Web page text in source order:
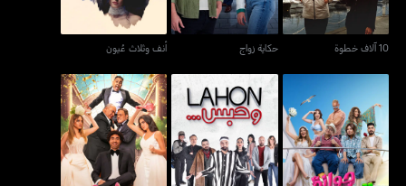
10 آلاف خطوة حكاية زواج أنف وثلاث عُيون
جوازة توكسيك لهون وحبس بعد الشر